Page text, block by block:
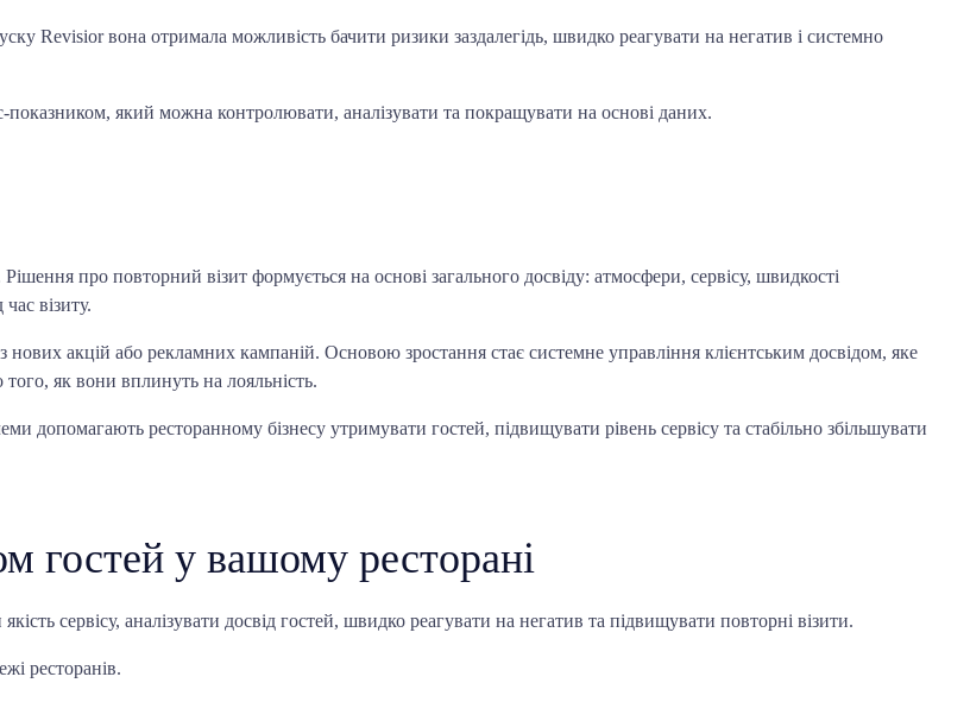
Revisior вона отримала можливість бачити ризики заздалегідь, швидко реагувати на негатив і системно
який можна контролювати, аналізувати та покращувати на основі даних.
про повторний візит формується на основі загального досвіду: атмосфери, сервісу, швидкості
візиту.
акцій або рекламних кампаній. Основою зростання стає системне управління клієнтським досвідом, яке
як вони вплинуть на лояльність.
допомагають ресторанному бізнесу утримувати гостей, підвищувати рівень сервісу та стабільно збільшувати
гостей у вашому ресторані
сервісу, аналізувати досвід гостей, швидко реагувати на негатив та підвищувати повторні візити.
ресторанів.